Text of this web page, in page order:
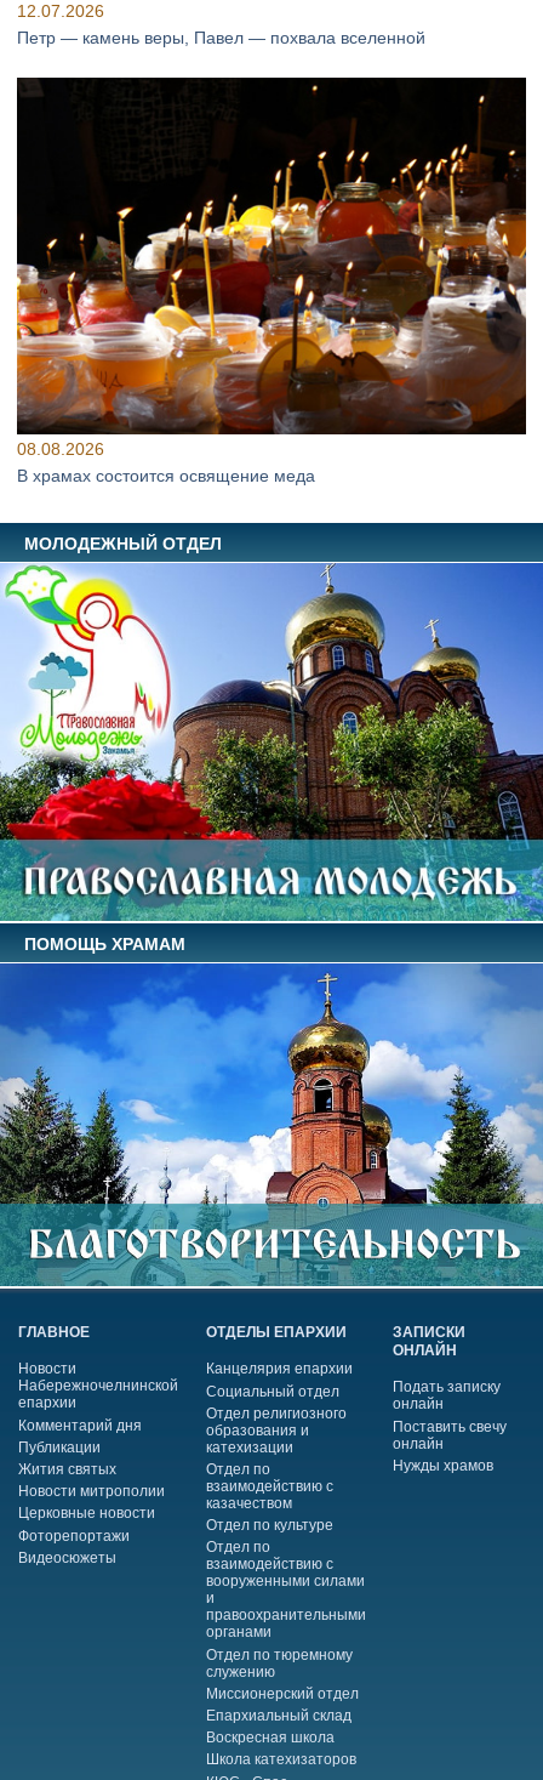
12.07.2026
Петр — камень веры, Павел — похвала вселенной
08.08.2026
В храмах состоится освящение меда
МОЛОДЕЖНЫЙ ОТДЕЛ
ПОМОЩЬ ХРАМАМ
ГЛАВНОЕ
Новости
Набережночелнинской
епархии
Комментарий дня
Публикации
Жития святых
Новости митрополии
Церковные новости
Фоторепортажи
Видеосюжеты
ОТДЕЛЫ ЕПАРХИИ
Канцелярия епархии
Социальный отдел
Отдел религиозного
образования и
катехизации
Отдел по
взаимодействию с
казачеством
Отдел по культуре
Отдел по
взаимодействию с
вооруженными силами
и
правоохранительными
органами
Отдел по тюремному
служению
Миссионерский отдел
Епархиальный склад
Воскресная школа
Школа катехизаторов
ЗАПИСКИ
ОНЛАЙН
Подать записку
онлайн
Поставить свечу
онлайн
Нужды храмов